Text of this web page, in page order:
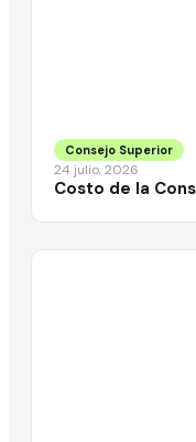
Consejo Superior
24 julio, 2026
Costo de la